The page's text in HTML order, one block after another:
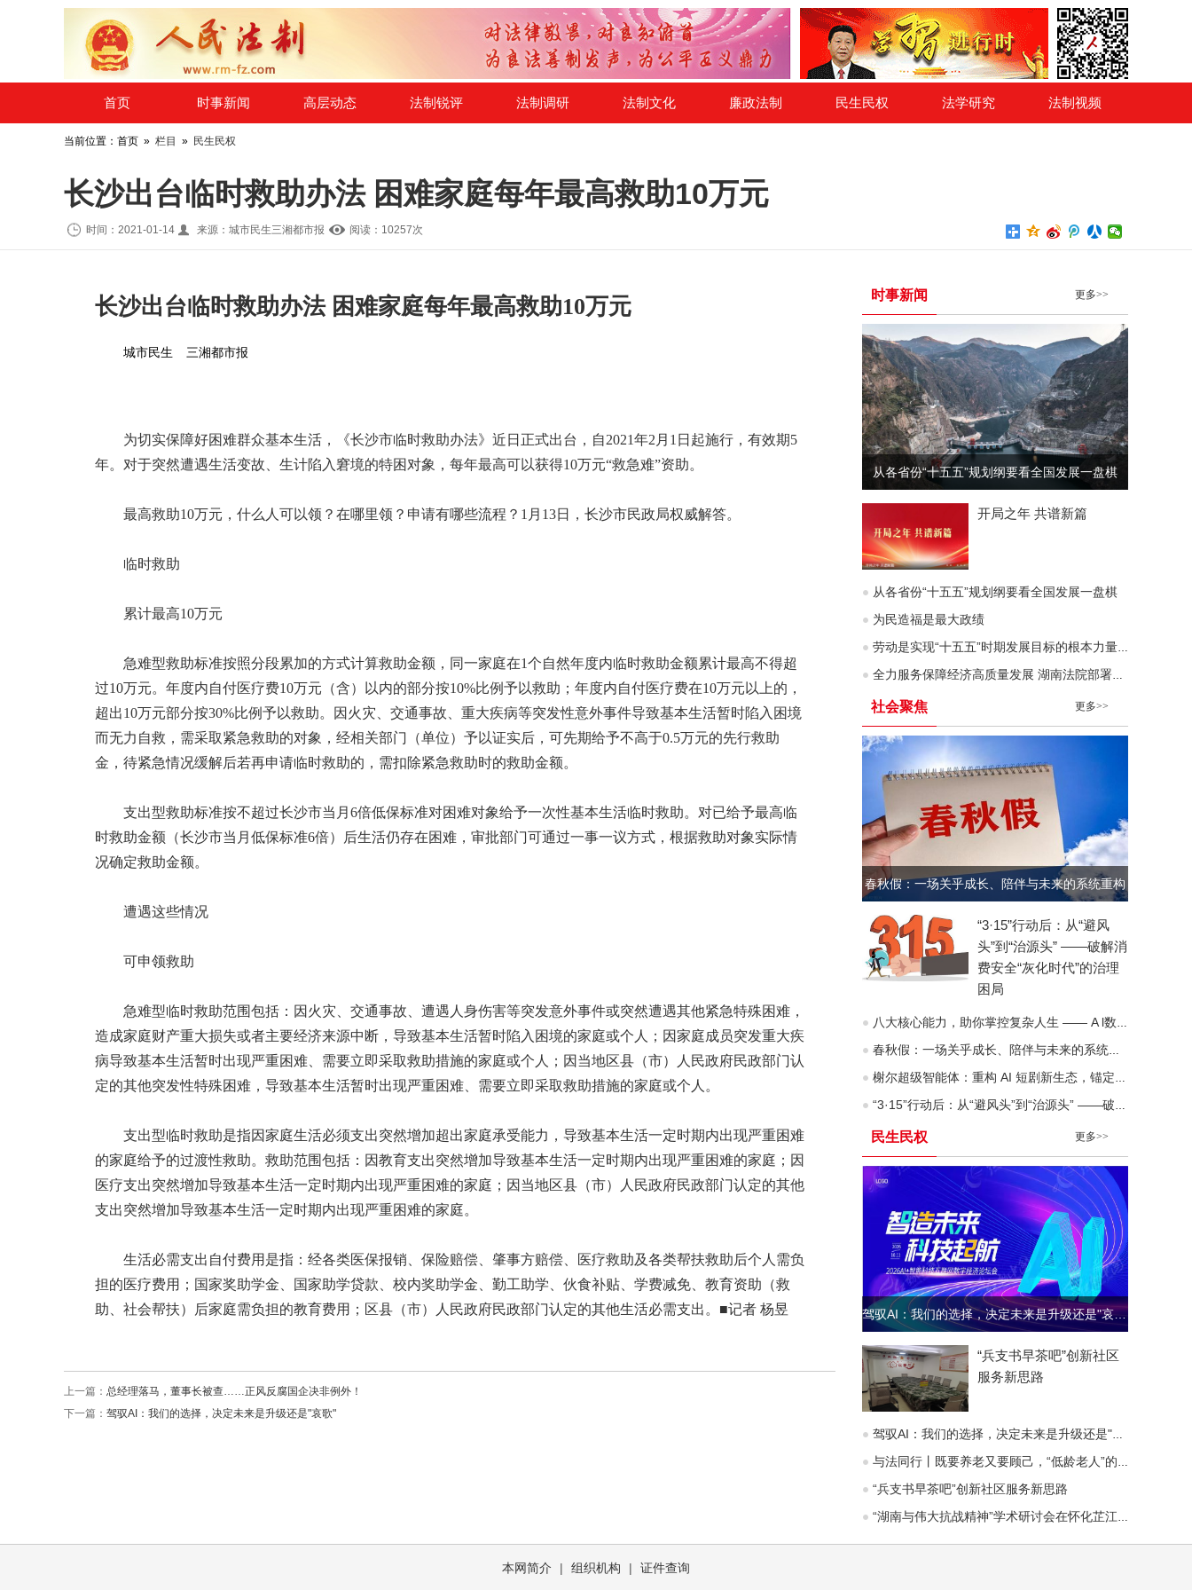
​首页 时事新闻 高层动态 法制锐评 法制调研 法制文化 廉政法制 民生民权 法学研究 法制视频
当前位置：首页 » 栏目 » 民生民权
长沙出台临时救助办法 困难家庭每年最高救助10万元
时间：2021-01-14 来源：城市民生三湘都市报 阅读：10257次
长沙出台临时救助办法 困难家庭每年最高救助10万元
城市民生 三湘都市报
为切实保障好困难群众基本生活，《长沙市临时救助办法》近日正式出台，自2021年2月1日起施行，有效期5
年。对于突然遭遇生活变故、生计陷入窘境的特困对象，每年最高可以获得10万元“救急难”资助。
最高救助10万元，什么人可以领？在哪里领？申请有哪些流程？1月13日，长沙市民政局权威解答。
临时救助
累计最高10万元
急难型救助标准按照分段累加的方式计算救助金额，同一家庭在1个自然年度内临时救助金额累计最高不得超
过10万元。年度内自付医疗费10万元（含）以内的部分按10%比例予以救助；年度内自付医疗费在10万元以上的，
超出10万元部分按30%比例予以救助。因火灾、交通事故、重大疾病等突发性意外事件导致基本生活暂时陷入困境
而无力自救，需采取紧急救助的对象，经相关部门（单位）予以证实后，可先期给予不高于0.5万元的先行救助
金，待紧急情况缓解后若再申请临时救助的，需扣除紧急救助时的救助金额。
支出型救助标准按不超过长沙市当月6倍低保标准对困难对象给予一次性基本生活临时救助。对已给予最高临
时救助金额（长沙市当月低保标准6倍）后生活仍存在困难，审批部门可通过一事一议方式，根据救助对象实际情
况确定救助金额。
遭遇这些情况
可申领救助
急难型临时救助范围包括：因火灾、交通事故、遭遇人身伤害等突发意外事件或突然遭遇其他紧急特殊困难，
造成家庭财产重大损失或者主要经济来源中断，导致基本生活暂时陷入困境的家庭或个人；因家庭成员突发重大疾
病导致基本生活暂时出现严重困难、需要立即采取救助措施的家庭或个人；因当地区县（市）人民政府民政部门认
定的其他突发性特殊困难，导致基本生活暂时出现严重困难、需要立即采取救助措施的家庭或个人。
支出型临时救助是指因家庭生活必须支出突然增加超出家庭承受能力，导致基本生活一定时期内出现严重困难
的家庭给予的过渡性救助。救助范围包括：因教育支出突然增加导致基本生活一定时期内出现严重困难的家庭；因
医疗支出突然增加导致基本生活一定时期内出现严重困难的家庭；因当地区县（市）人民政府民政部门认定的其他
支出突然增加导致基本生活一定时期内出现严重困难的家庭。
生活必需支出自付费用是指：经各类医保报销、保险赔偿、肇事方赔偿、医疗救助及各类帮扶救助后个人需负
担的医疗费用；国家奖助学金、国家助学贷款、校内奖助学金、勤工助学、伙食补贴、学费减免、教育资助（救
助、社会帮扶）后家庭需负担的教育费用；区县（市）人民政府民政部门认定的其他生活必需支出。■记者 杨昱
上一篇： 总经理落马，董事长被查……正风反腐国企决非例外！
下一篇： 驾驭AI：我们的选择，决定未来是升级还是"哀歌"
时事新闻 更多>>
从各省份“十五五”规划纲要看全国发展一盘棋
开局之年 共谱新篇
从各省份“十五五”规划纲要看全国发展一盘棋
为民造福是最大政绩
劳动是实现“十五五”时期发展目标的根本力量（深入学习贯彻习近平新时代中国特色社会主义思想）
全力服务保障经济高质量发展 湖南法院部署企业服务年行动
社会聚焦 更多>>
春秋假：一场关乎成长、陪伴与未来的系统重构
“3·15”行动后：从“避风
头”到“治源头” ——破解消
费安全“灰化时代”的治理
困局
八大核心能力，助你掌控复杂人生 —— A l数字化时代“人生八力”模型深度拆解
春秋假：一场关乎成长、陪伴与未来的系统重构
榭尔超级智能体：重构 AI 短剧新生态，锚定去中心化价值互联网未来
“3·15”行动后：从“避风头”到“治源头” ——破解消费安全“灰化时代”的治理困局
民生民权 更多>>
驾驭AI：我们的选择，决定未来是升级还是"哀歌"
“兵支书早茶吧”创新社区
服务新思路
驾驭AI：我们的选择，决定未来是升级还是"哀歌"
与法同行丨既要养老又要顾己，“低龄老人”的赡养义务能变通吗？
“兵支书早茶吧”创新社区服务新思路
“湖南与伟大抗战精神”学术研讨会在怀化芷江召开
本网简介 | 组织机构 | 证件查询